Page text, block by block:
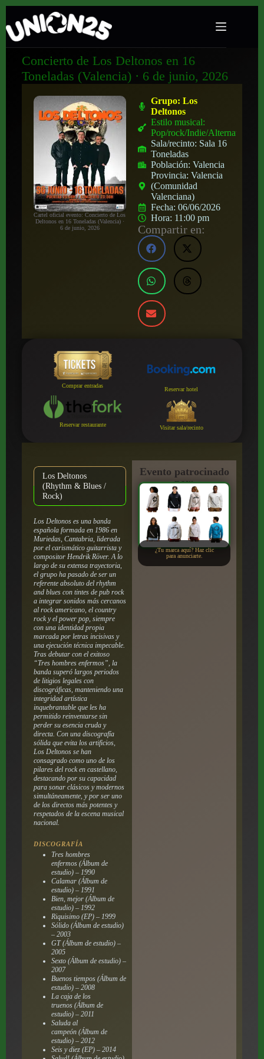
Concierto de Los Deltonos en 16
Toneladas (Valencia) · 6 de junio, 2026
Cartel oficial evento: Concierto de Los
Deltonos en 16 Toneladas (Valencia) ·
6 de junio, 2026
Grupo:Los
Deltonos
Estilo musical:
Pop/rock/Indie/Alternativo
Sala/recinto: Sala 16
Toneladas
Población:Valencia
Provincia:Valencia
(Comunidad
Valenciana)
Fecha:06/06/2026
Hora: 11:00 pm
Compartir en:
Comprar entradas
Reservar hotel
Reservar restaurante Visitar sala/recinto
Los Deltonos
(Rhythm & Blues /
Rock)
Los Deltonos es una banda
española formada en 1986 en
Muriedas, Cantabria, liderada
por el carismático guitarrista y
compositor Hendrik Röver. A lo
largo de su extensa trayectoria,
el grupo ha pasado de ser un
referente absoluto del rhythm
and blues con tintes de pub rock
a integrar sonidos más cercanos
al rock americano, el country
rock y el power pop, siempre
con una identidad propia
marcada por letras incisivas y
una ejecución técnica impecable.
Tras debutar con el exitoso
“Tres hombres enfermos”, la
banda superó largos periodos
de litigios legales con
discográficas, manteniendo una
integridad artística
inquebrantable que les ha
permitido reinventarse sin
perder su esencia cruda y
directa. Con una discografía
sólida que evita los artificios,
Los Deltonos se han
consagrado como uno de los
pilares del rock en castellano,
destacando por su capacidad
para sonar clásicos y modernos
simultáneamente, y por ser uno
de los directos más potentes y
respetados de la escena musical
nacional.
DISCOGRAFÍA
Tres hombres
enfermos(Álbum de
estudio) – 1990
Calamar(Álbum de
estudio) – 1991
Bien, mejor(Álbum de
estudio) – 1992
Riquisimo(EP) – 1999
Sólido(Álbum de estudio)
– 2003
GT(Álbum de estudio) –
2005
Sexto(Álbum de estudio) –
2007
Buenos tiempos(Álbum de
estudio) – 2008
La caja de los
truenos(Álbum de
estudio) – 2011
Saluda al
campeón(Álbum de
estudio) – 2012
Seis y diez(EP) – 2014
Evento patrocinado
por:
¿Tu marca aquí? Haz clic
para anunciarte.